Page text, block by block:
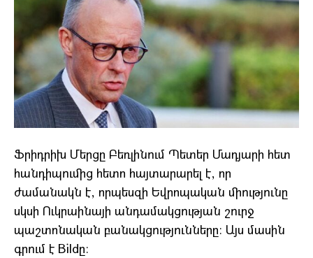
Ֆրիդրիխ Մերցը Բեռլինում Պետեր Մադյարի հետ
հանդիպումից հետո հայտարարել է, որ
ժամանակն է, որպեսզի Եվրոպական միությունը
սկսի Ուկրաինայի անդամակցության շուրջ
պաշտոնական բանակցությունները։ Այս մասին
գրում է Bildը։